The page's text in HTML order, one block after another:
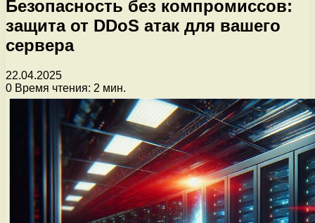
Безопасность без компромиссов:
защита от DDoS атак для вашего
сервера
22.04.2025
0 Время чтения: 2 мин.